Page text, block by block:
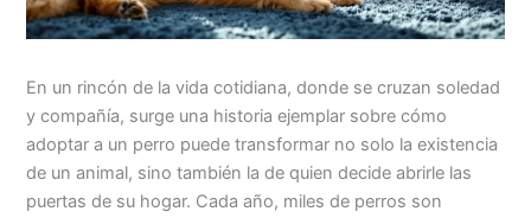
En un rincón de la vida cotidiana, donde se cruzan soledad
y compañía, surge una historia ejemplar sobre cómo
adoptar a un perro puede transformar no solo la existencia
de un animal, sino también la de quien decide abrirle las
puertas de su hogar. Cada año, miles de perros son